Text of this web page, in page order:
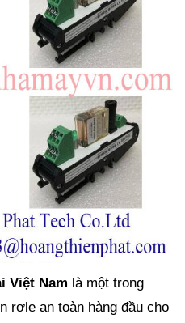
Việt Nam là một trong
rơle an toàn hàng đầu cho